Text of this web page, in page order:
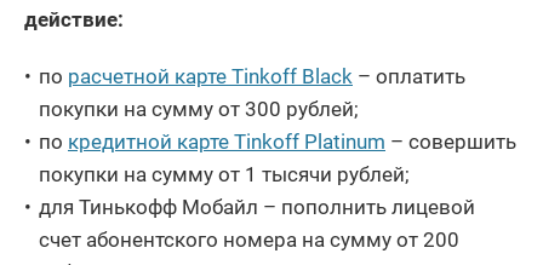
действие:
по расчетной карте Tinkoff Black – оплатить
покупки на сумму от 300 рублей;
по кредитной карте Tinkoff Platinum – совершить
покупки на сумму от 1 тысячи рублей;
для Тинькофф Мобайл – пополнить лицевой
счет абонентского номера на сумму от 200